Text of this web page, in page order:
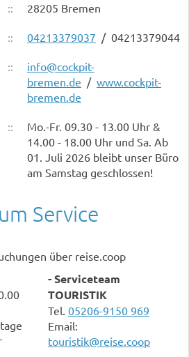
:: 28205 Bremen
:: 04213379037 / 04213379044
::
info@cockpit-
bremen.de / www.cockpit-
bremen.de
::
Mo.-Fr. 09.30 - 13.00 Uhr &
14.00 - 18.00 Uhr und Sa. Ab
01. Juli 2026 bleibt unser Büro
am Samstag geschlossen!
Service
über reise.coop
- Serviceteam
TOURISTIK
Tel. 05206-9150 969
Email:
touristik@reise.coop